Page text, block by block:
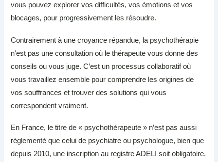
vous pouvez explorer vos difficultés, vos émotions et vos
blocages, pour progressivement les résoudre.
Contrairement à une croyance répandue, la psychothérapie
n’est pas une consultation où le thérapeute vous donne des
conseils ou vous juge. C’est un processus collaboratif où
vous travaillez ensemble pour comprendre les origines de
vos souffrances et trouver des solutions qui vous
correspondent vraiment.
En France, le titre de « psychothérapeute » n’est pas aussi
réglementé que celui de psychiatre ou psychologue, bien que
depuis 2010, une inscription au registre ADELI soit obligatoire.